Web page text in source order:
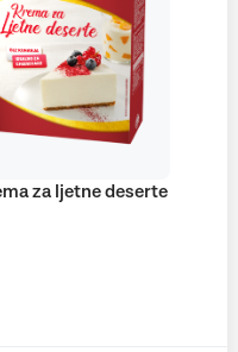
za ljetne deserte